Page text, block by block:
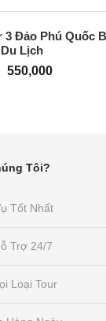
3 Đảo Phú Quốc
Lịch
550,000
Tôi?
Tốt Nhất
Trợ 24/7
Loại Tour